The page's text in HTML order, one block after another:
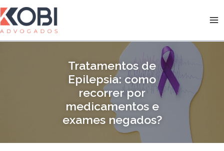
para
o
conteúdo
Tratamentos de
Epilepsia: como
recorrer por
medicamentos e
exames negados?